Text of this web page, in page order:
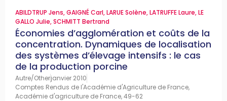
ABILDTRUP Jens,GAIGNÉ Carl,LARUE Solène,LATRUFFE Laure,LE
GALLO Julie,SCHMITT Bertrand
Économies d’agglomération et coûts de la
concentration. Dynamiques de localisation
des systèmes d’élevage intensifs : le cas
de la production porcine
Autre/Otherjanvier 2010
Comptes Rendus de l'Académie d'Agriculture de France,
Académie d'agriculture de France, 49-62